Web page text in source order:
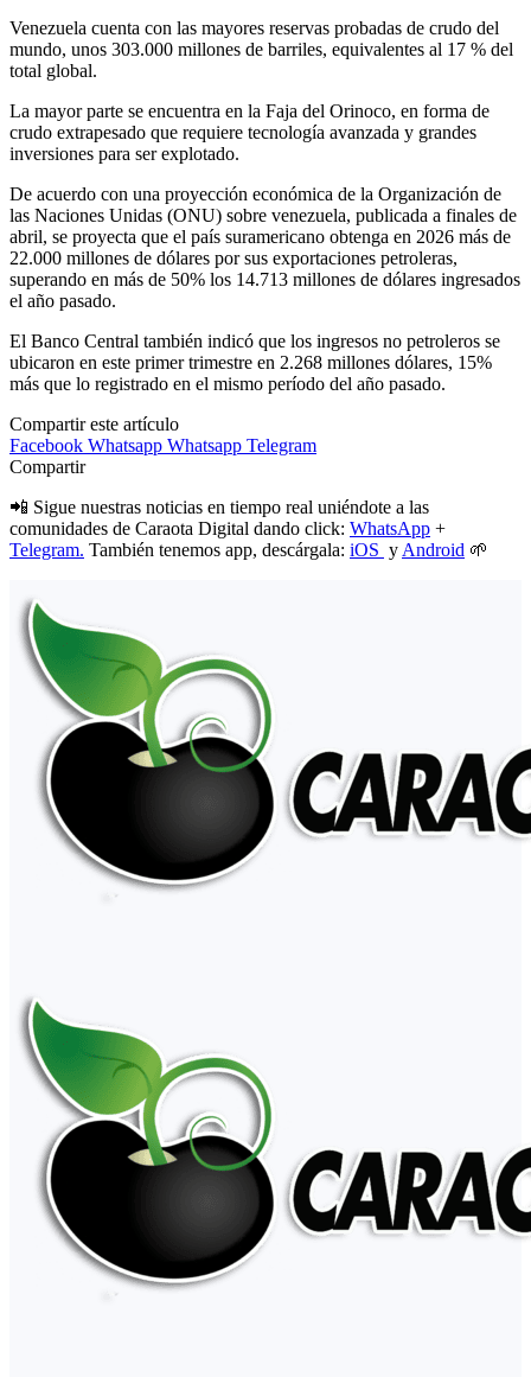
Venezuela cuenta con las mayores reservas probadas de crudo del
mundo, unos 303.000 millones de barriles, equivalentes al 17 % del
total global.
La mayor parte se encuentra en la Faja del Orinoco, en forma de
crudo extrapesado que requiere tecnología avanzada y grandes
inversiones para ser explotado.
De acuerdo con una proyección económica de la Organización de
las Naciones Unidas (ONU) sobre venezuela, publicada a finales de
abril, se proyecta que el país suramericano obtenga en 2026 más de
22.000 millones de dólares por sus exportaciones petroleras,
superando en más de 50% los 14.713 millones de dólares ingresados
el año pasado.
El Banco Central también indicó que los ingresos no petroleros se
ubicaron en este primer trimestre en 2.268 millones dólares, 15%
más que lo registrado en el mismo período del año pasado.
Compartir este artículo
Facebook Whatsapp Whatsapp Telegram
Compartir
📲 Sigue nuestras noticias en tiempo real uniéndote a las
comunidades de Caraota Digital dando click: WhatsApp +
Telegram. También tenemos app, descárgala: iOS y Android 🌱